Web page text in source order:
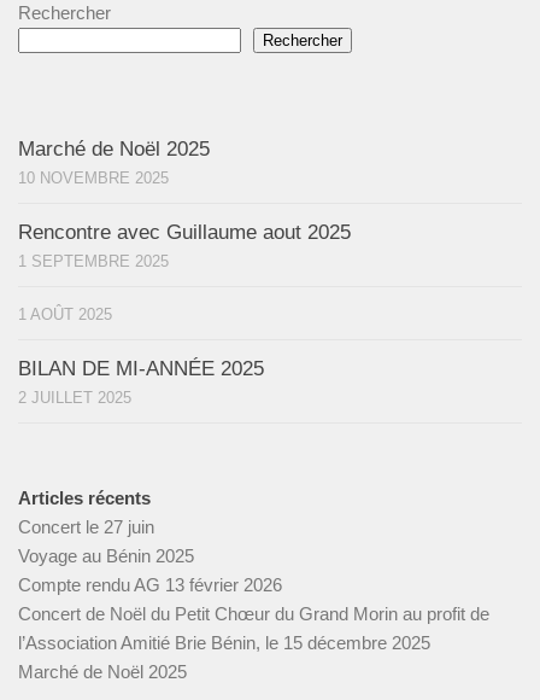
Rechercher
Rechercher
Marché de Noël 2025
10 NOVEMBRE 2025
Rencontre avec Guillaume aout 2025
1 SEPTEMBRE 2025
1 AOÛT 2025
BILAN DE MI-ANNÉE 2025
2 JUILLET 2025
Articles récents
Concert le 27 juin
Voyage au Bénin 2025
Compte rendu AG 13 février 2026
Concert de Noël du Petit Chœur du Grand Morin au profit de
l’Association Amitié Brie Bénin, le 15 décembre 2025
Marché de Noël 2025